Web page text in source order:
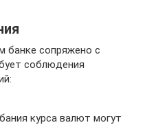
банке сопряжено с
соблюдения
курса валют могут